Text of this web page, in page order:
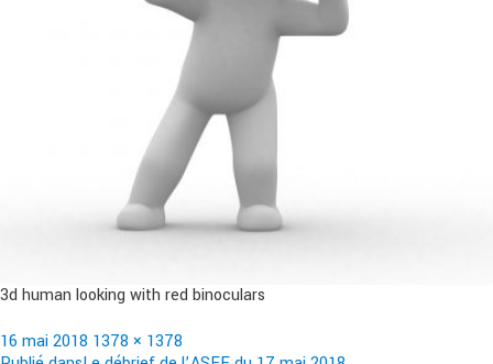
3d human looking with red binoculars
Publié
16 mai 2018 Taille
1378 × 1378